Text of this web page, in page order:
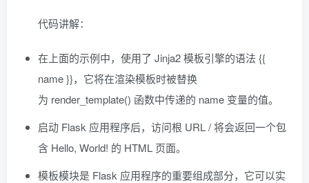
代码讲解：
在上面的示例中，使用了 Jinja2 模板引擎的语法 {{
name }}，它将在渲染模板时被替换
为 render_template() 函数中传递的 name 变量的值。
启动 Flask 应用程序后，访问根 URL / 将会返回一个包
含 Hello, World! 的 HTML 页面。
模板模块是 Flask 应用程序的重要组成部分，它可以实